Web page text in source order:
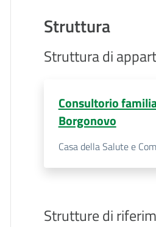
Struttura
Struttura di
Consultorio
Borgonovo
Casa della Salute e
Strutture di